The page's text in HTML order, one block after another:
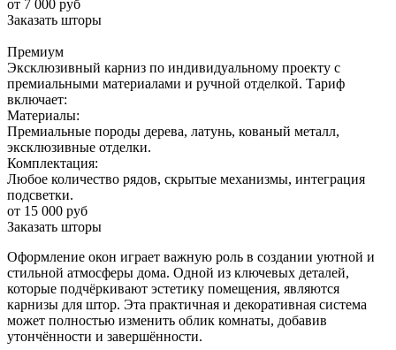
от 7 000 руб
Заказать шторы
Премиум
Эксклюзивный карниз по индивидуальному проекту с
премиальными материалами и ручной отделкой. Тариф
включает:
Материалы:
Премиальные породы дерева, латунь, кованый металл,
эксклюзивные отделки.
Комплектация:
Любое количество рядов, скрытые механизмы, интеграция
подсветки.
от 15 000 руб
Заказать шторы
Оформление окон играет важную роль в создании уютной и
стильной атмосферы дома. Одной из ключевых деталей,
которые подчёркивают эстетику помещения, являются
карнизы для штор. Эта практичная и декоративная система
может полностью изменить облик комнаты, добавив
утончённости и завершённости.